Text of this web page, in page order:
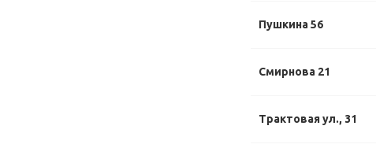
Пушкина 56
Смирнова 21
Трактовая ул., 31